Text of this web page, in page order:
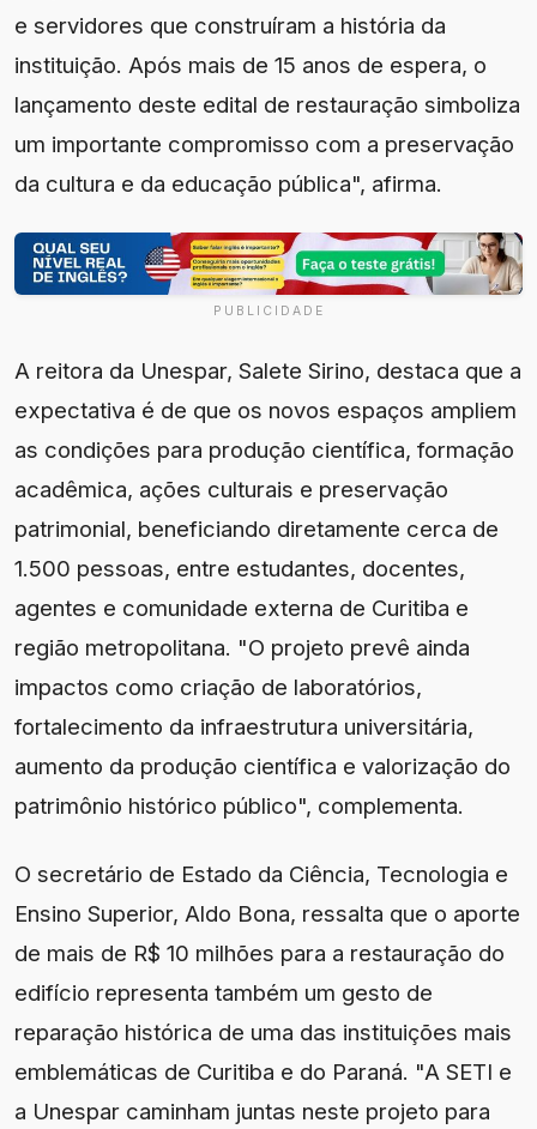
e servidores que construíram a história da
instituição. Após mais de 15 anos de espera, o
lançamento deste edital de restauração simboliza
um importante compromisso com a preservação
da cultura e da educação pública", afirma.
PUBLICIDADE
A reitora da Unespar, Salete Sirino, destaca que a
expectativa é de que os novos espaços ampliem
as condições para produção científica, formação
acadêmica, ações culturais e preservação
patrimonial, beneficiando diretamente cerca de
1.500 pessoas, entre estudantes, docentes,
agentes e comunidade externa de Curitiba e
região metropolitana. "O projeto prevê ainda
impactos como criação de laboratórios,
fortalecimento da infraestrutura universitária,
aumento da produção científica e valorização do
patrimônio histórico público", complementa.
O secretário de Estado da Ciência, Tecnologia e
Ensino Superior, Aldo Bona, ressalta que o aporte
de mais de R$ 10 milhões para a restauração do
edifício representa também um gesto de
reparação histórica de uma das instituições mais
emblemáticas de Curitiba e do Paraná. "A SETI e
a Unespar caminham juntas neste projeto para